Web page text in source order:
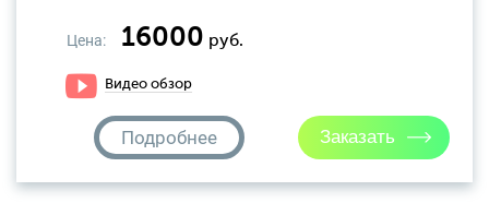
Цена: 16000 руб.
Видео обзор
Подробнее